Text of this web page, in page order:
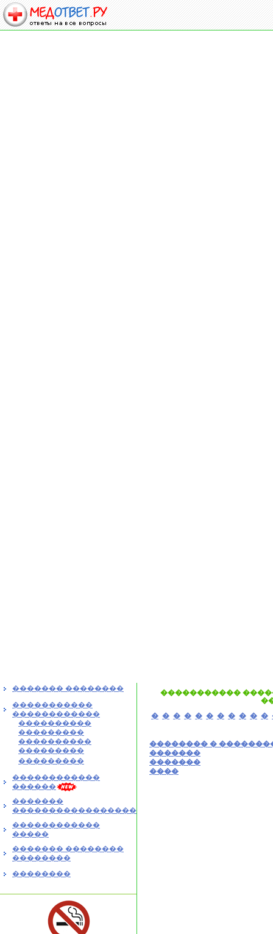
������� ��������
�����������
������������
����������
���������
����������
���������
���������
������������
������
�������
�����������������
������������
�����
������� ��������
��������
��������
�����������
� � � � � � � � � � �
�������� �
�������
�������
����